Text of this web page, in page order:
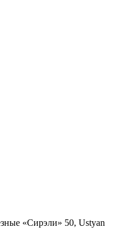
«Сирэли» 50, Ustyan